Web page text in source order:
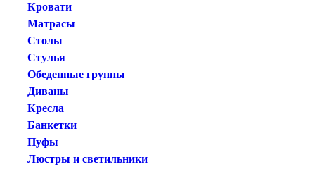
Кровати
Матрасы
Столы
Стулья
Обеденные группы
Диваны
Кресла
Банкетки
Пуфы
Люстры и светильники